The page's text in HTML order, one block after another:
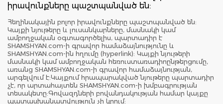
իրավունքները պաշտպանված են:
Հեղինակային բոլոր իրավունքները պաշտպանված են:
Կայքի նյութերը և լուսանկարները, մասնակի կամ
ամբողջական օգտագործելիս, պարտադիր է
SHAMSHYAN.com-ի գրավոր համաձայնությունը և
SHAMSHYAN.com-ին հղումը (hyperlink): Կայքի նյութերի
մասնակի կամ ամբողջական հեռուստառադիոընթերցումը,
առանց SHAMSHYAN.com-ի գրավոր համաձայնության,
արգելվում է:Կայքում հրապարակված նյութերը պարտադիր
չէ, որ արտահայտեն SHAMSHYAN.com-ի խմբագրության
տեսակետը:Գովազդների բովանդակության համար կայքը
պատասխանատվություն չի կրում: